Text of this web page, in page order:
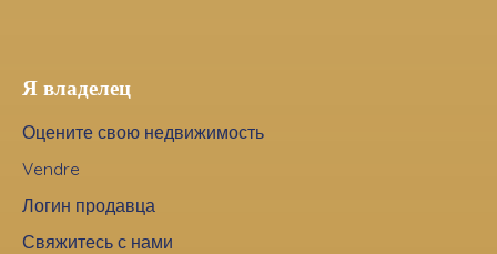
Я владелец
Оцените свою недвижимость
Vendre
Логин продавца
Свяжитесь с нами